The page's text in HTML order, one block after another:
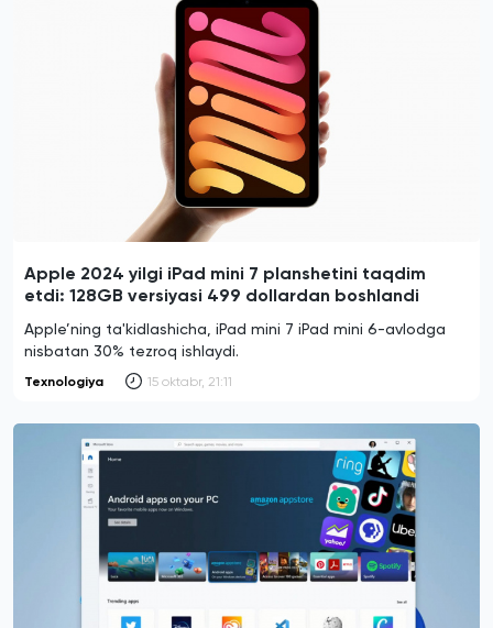
Apple 2024 yilgi iPad mini 7 planshetini taqdim
etdi: 128GB versiyasi 499 dollardan boshlandi
Apple’ning ta'kidlashicha, iPad mini 7 iPad mini 6-avlodga
nisbatan 30% tezroq ishlaydi.
Texnologiya 15 oktabr, 21:11